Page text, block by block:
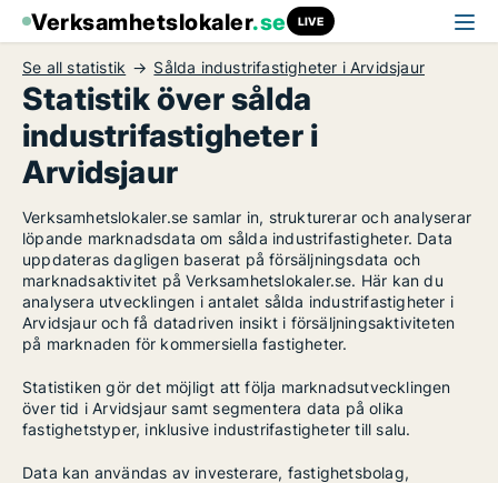
Verksamhetslokaler.se LIVE
Se all statistik Sålda industrifastigheter i Arvidsjaur
Statistik över sålda
industrifastigheter i
Arvidsjaur
Verksamhetslokaler.se samlar in, strukturerar och analyserar
löpande marknadsdata om sålda industrifastigheter. Data
uppdateras dagligen baserat på försäljningsdata och
marknadsaktivitet på Verksamhetslokaler.se. Här kan du
analysera utvecklingen i antalet sålda industrifastigheter i
Arvidsjaur och få datadriven insikt i försäljningsaktiviteten
på marknaden för kommersiella fastigheter.
Statistiken gör det möjligt att följa marknadsutvecklingen
över tid i Arvidsjaur samt segmentera data på olika
fastighetstyper, inklusive industrifastigheter till salu.
Data kan användas av investerare, fastighetsbolag,